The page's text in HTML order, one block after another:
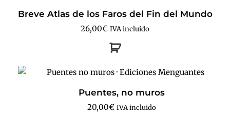
Breve Atlas de los Faros del Fin del Mundo
26,00€ IVA incluido
Puentes, no muros
20,00€ IVA incluido